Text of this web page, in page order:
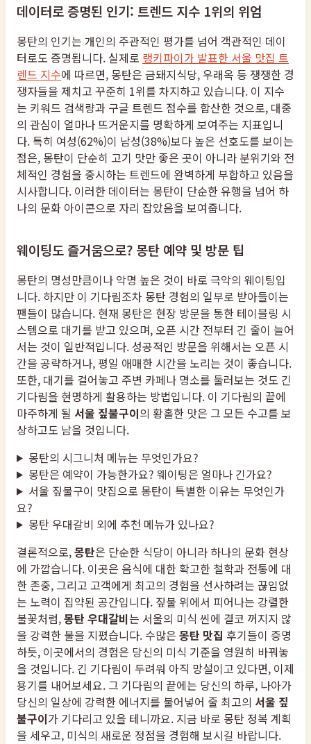
데이터로 증명된 인기: 트렌드 지수 1위의 위엄
몽탄의 인기는 개인의 주관적인 평가를 넘어 객관적인 데이
터로도 증명됩니다. 실제로 랭키파이가 발표한 서울 맛집 트
렌드 지수에 따르면, 몽탄은 금돼지식당, 우래옥 등 쟁쟁한 경
쟁자들을 제치고 꾸준히 1위를 차지하고 있습니다. 이 지수
는 키워드 검색량과 구글 트렌드 점수를 합산한 것으로, 대중
의 관심이 얼마나 뜨거운지를 명확하게 보여주는 지표입니
다. 특히 여성(62%)이 남성(38%)보다 높은 선호도를 보이는
점은, 몽탄이 단순히 고기 맛만 좋은 곳이 아니라 분위기와 전
체적인 경험을 중시하는 트렌드에 완벽하게 부합하고 있음을
시사합니다. 이러한 데이터는 몽탄이 단순한 유행을 넘어 하
나의 문화 아이콘으로 자리 잡았음을 보여줍니다.
웨이팅도 즐거움으로? 몽탄 예약 및 방문 팁
몽탄의 명성만큼이나 악명 높은 것이 바로 극악의 웨이팅입
니다. 하지만 이 기다림조차 몽탄 경험의 일부로 받아들이는
팬들이 많습니다. 현재 몽탄은 현장 방문을 통한 테이블링 시
스템으로 대기를 받고 있으며, 오픈 시간 전부터 긴 줄이 늘어
서는 것이 일반적입니다. 성공적인 방문을 위해서는 오픈 시
간을 공략하거나, 평일 애매한 시간을 노리는 것이 좋습니다.
또한, 대기를 걸어놓고 주변 카페나 명소를 둘러보는 것도 긴
기다림을 현명하게 활용하는 방법입니다. 이 기다림의 끝에
마주하게 될 서울 짚불구이의 황홀한 맛은 그 모든 수고를 보
상하고도 남을 것입니다.
몽탄의 시그니처 메뉴는 무엇인가요?
몽탄은 예약이 가능한가요? 웨이팅은 얼마나 긴가요?
서울 짚불구이 맛집으로 몽탄이 특별한 이유는 무엇인가
요?
몽탄 우대갈비 외에 추천 메뉴가 있나요?
결론적으로,몽탄은 단순한 식당이 아니라 하나의 문화 현상
에 가깝습니다. 이곳은 음식에 대한 확고한 철학과 전통에 대
한 존중, 그리고 고객에게 최고의 경험을 선사하려는 끊임없
는 노력이 집약된 공간입니다. 짚불 위에서 피어나는 강렬한
불꽃처럼,몽탄 우대갈비는 서울의 미식 씬에 결코 꺼지지 않
을 강력한 불을 지폈습니다. 수많은 몽탄 맛집 후기들이 증명
하듯, 이곳에서의 경험은 당신의 미식 기준을 영원히 바꿔놓
을 것입니다. 긴 기다림이 두려워 아직 망설이고 있다면, 이제
용기를 내어보세요. 그 기다림의 끝에는 당신의 하루, 나아가
당신의 일상에 강력한 에너지를 불어넣어 줄 최고의 서울 짚
불구이가 기다리고 있을 테니까요. 지금 바로 몽탄 정복 계획
을 세우고, 미식의 새로운 정점을 경험해 보시길 바랍니다.